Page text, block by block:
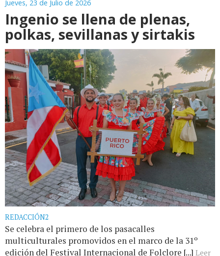
Jueves, 23 de Julio de 2026
Ingenio se llena de plenas,
polkas, sevillanas y sirtakis
REDACCIÓN2
Se celebra el primero de los pasacalles
multiculturales promovidos en el marco de la 31º
edición del Festival Internacional de Folclore [...] Leer